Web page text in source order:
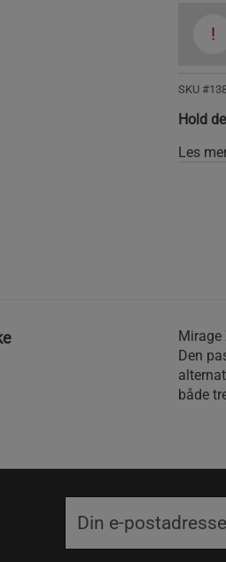
!
SKU
Hold
Les
Mirage
Den
både